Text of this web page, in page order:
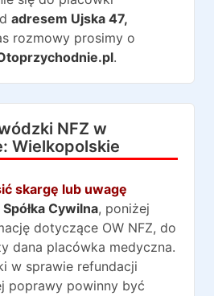
adresem Ujska 47,
rozmowy prosimy o
.
NFZ w
Wielkopolskie
skargę lub uwagę
Cywilna, poniżej
dotyczące OW NFZ, do
dana placówka medyczna.
w sprawie refundacji
poprawy powinny być